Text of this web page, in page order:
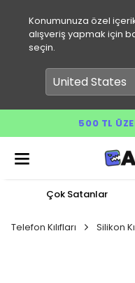
Konumunuza özel
alışveriş yapmak için
seçin.
500 TL
Çok Satanlar
Telefon Kılıfları Silikon